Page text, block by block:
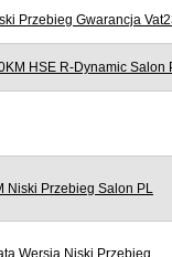
Przebieg Gwarancja
HSE R-Dynamic Salon
Niski Przebieg Salon PL
Wersja Niski Przebieg